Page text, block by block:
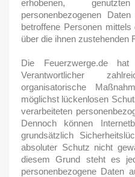
erhobenen,
personenbezogenen
betroffene Personen
über die ihnen zustehenden
Die Feuerzwerge.de
Verantwortlicher
organisatorische
möglichst lückenlosen
verarbeiteten
Dennoch können
grundsätzlich
absoluter Schutz nicht
diesem Grund steht es
personenbezogene Daten